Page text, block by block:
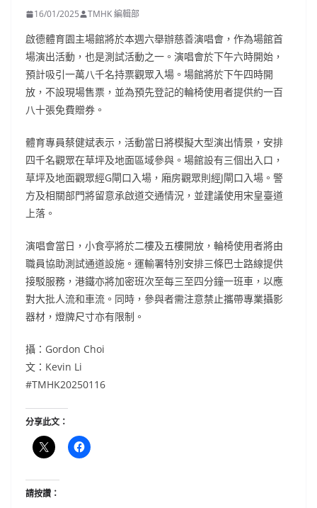
16/01/2025 TMHK 編輯部
啟德體育園主場館將於本週六舉辦慈善演唱會，作為場館首
場演出活動，也是測試活動之一。演唱會於下午六時開始，
預計吸引一萬八千名持票觀眾入場。場館將於下午四時開
放，不設現場售票，並為預先登記的輪椅使用者提供約一百
八十張免費贈券。
體育專員蔡健斌表示，活動當日將模擬大型演出情景，安排
四千名觀眾在草坪及地面區域參與。場館設有三個出入口，
草坪及地面觀眾經G閘口入場，廂房觀眾則經J閘口入場。警
方及相關部門將留意承啟道交通情況，並建議使用宋皇臺道
上落。
演唱會當日，小食亭將於二樓及五樓開放，輪椅使用者將由
職員協助測試通道設施。運輸署特別安排三條巴士路線提供
接駁服務，港鐵亦將加密班次至每三至四分鐘一班車，以應
對大批人流和車流。同時，參與者需注意禁止攜帶專業攝影
器材，燈牌尺寸亦有限制。
攝：Gordon Choi
文：Kevin Li
#TMHK20250116
分享此文：
請按讚：